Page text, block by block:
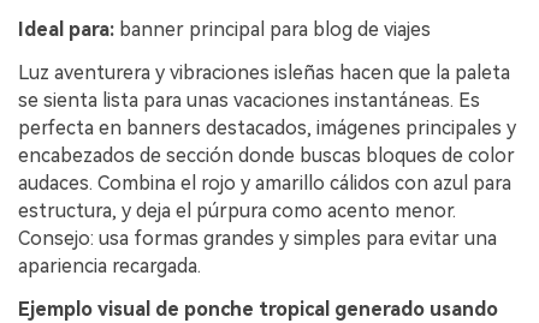
Ideal para: banner principal para blog de viajes
Luz aventurera y vibraciones isleñas hacen que la paleta
se sienta lista para unas vacaciones instantáneas. Es
perfecta en banners destacados, imágenes principales y
encabezados de sección donde buscas bloques de color
audaces. Combina el rojo y amarillo cálidos con azul para
estructura, y deja el púrpura como acento menor.
Consejo: usa formas grandes y simples para evitar una
apariencia recargada.
Ejemplo visual de ponche tropical generado usando